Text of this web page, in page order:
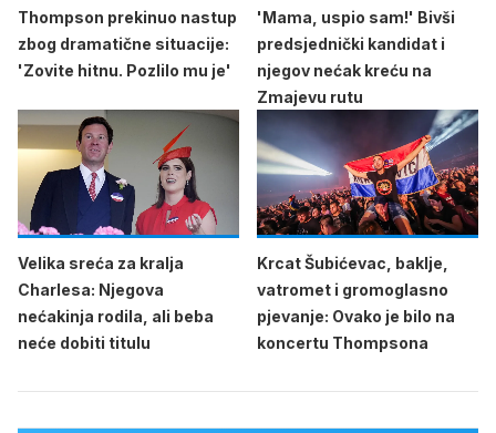
Thompson prekinuo nastup
zbog dramatične situacije:
'Zovite hitnu. Pozlilo mu je'
'Mama, uspio sam!' Bivši
predsjednički kandidat i
njegov nećak kreću na
Zmajevu rutu
Velika sreća za kralja
Charlesa: Njegova
nećakinja rodila, ali beba
neće dobiti titulu
Krcat Šubićevac, baklje,
vatromet i gromoglasno
pjevanje: Ovako je bilo na
koncertu Thompsona